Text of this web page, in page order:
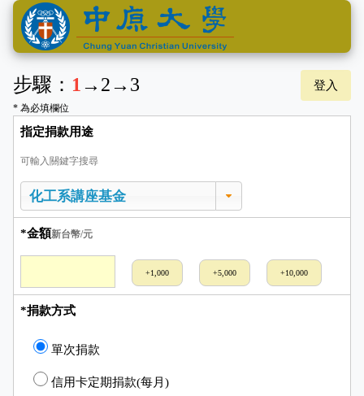
步驟： 1→ 2→ 3 登入
* 為必填欄位
指定捐款用途
可輸入關鍵字搜尋
*金額新台幣/元
+1,000 +5,000 +10,000
*捐款方式
單次捐款
信用卡定期捐款(每月)